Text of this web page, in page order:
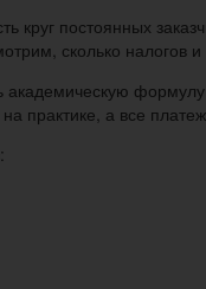
круг постоянных
сколько налогов
практике, а все